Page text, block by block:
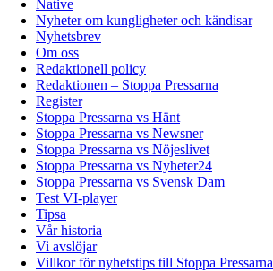
Native
Nyheter om kungligheter och kändisar
Nyhetsbrev
Om oss
Redaktionell policy
Redaktionen – Stoppa Pressarna
Register
Stoppa Pressarna vs Hänt
Stoppa Pressarna vs Newsner
Stoppa Pressarna vs Nöjeslivet
Stoppa Pressarna vs Nyheter24
Stoppa Pressarna vs Svensk Dam
Test VI-player
Tipsa
Vår historia
Vi avslöjar
Villkor för nyhetstips till Stoppa Pressarna